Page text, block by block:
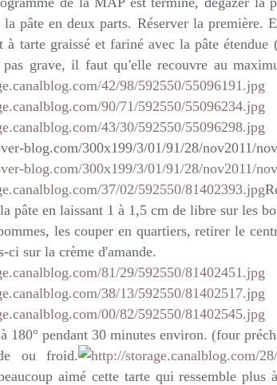
pâte en deux parts. Réserver la première.
à tarte graissé et fariné avec la pâte étendue
pas grave, il faut qu'elle recouvre au
pâte en laissant 1 à 1,5 cm de libre sur les
les couper en quartiers, retirer le
ci sur la crème d'amande.
180° pendant 30 minutes environ. (four
ou froid.
aimé cette tarte qui ressemble plus